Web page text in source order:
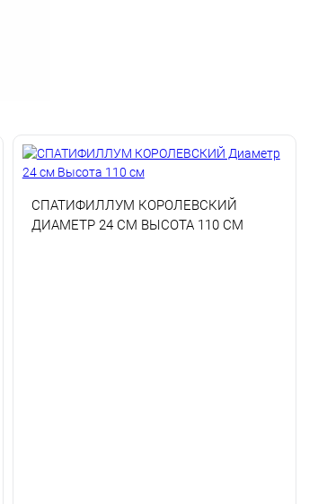
СПАТИФИЛЛУМ КОРОЛЕВСКИЙ
ДИАМЕТР 24 СМ ВЫСОТА 110 СМ